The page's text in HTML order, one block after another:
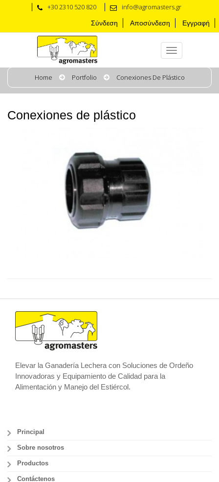
+30 2310 520 820 info@agromasters.gr
Σύνδεση Αποσύνδεση Εγγραφή
Home Portfolio Conexiones De Plástico
Conexiones de plástico
Elevar la Ganadería Lechera con Soluciones de Ordeño
Innovadoras y Equipamiento de Calidad para la
Alimentación y Manejo del Estiércol.
Principal
Sobre nosotros
Productos
Contáctenos